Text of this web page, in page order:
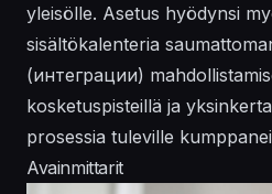
yleisölle. Asetus hyödynsi
sisältökalenteria
(интеграции)
kosketuspisteillä ja
prosessia tuleville
Avainmittarit